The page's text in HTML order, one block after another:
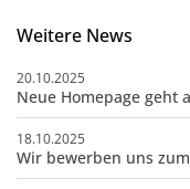
Weitere News
20.10.2025
Neue Homepage geht
18.10.2025
Wir bewerben uns